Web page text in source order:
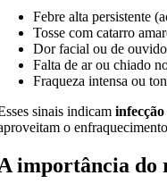
Febre alta persistente
Tosse com catarro
Dor facial ou de ouvido
Falta de ar ou chiado
Fraqueza intensa ou
sinais indicam
o
importância do